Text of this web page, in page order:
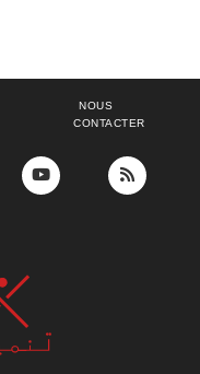
NOUS
CONTACTER